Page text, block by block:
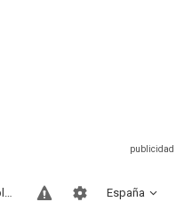
España
Sitios compatibles